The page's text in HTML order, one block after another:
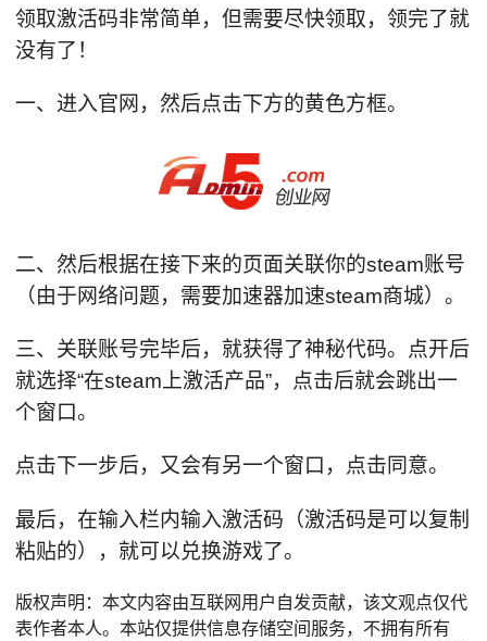
领取激活码非常简单，但需要尽快领取，领完了就
没有了！
一、进入官网，然后点击下方的黄色方框。
二、然后根据在接下来的页面关联你的steam账号
（由于网络问题，需要加速器加速steam商城）。
三、关联账号完毕后，就获得了神秘代码。点开后
就选择“在steam上激活产品”，点击后就会跳出一
个窗口。
点击下一步后，又会有另一个窗口，点击同意。
最后，在输入栏内输入激活码（激活码是可以复制
粘贴的），就可以兑换游戏了。
版权声明：本文内容由互联网用户自发贡献，该文观点仅代
表作者本人。本站仅提供信息存储空间服务，不拥有所有